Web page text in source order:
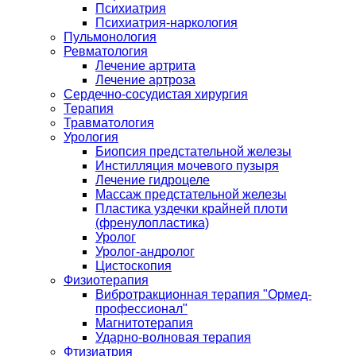
Психиатрия
Психиатрия-наркология
Пульмонология
Ревматология
Лечение артрита
Лечение артроза
Сердечно-сосудистая хирургия
Терапия
Травматология
Урология
Биопсия предстательной железы
Инстилляция мочевого пузыря
Лечение гидроцеле
Массаж предстательной железы
Пластика уздечки крайней плоти
(френулопластика)
Уролог
Уролог-андролог
Цистоскопия
Физиотерапия
Вибротракционная терапия "Ормед-
профессионал"
Магнитотерапия
Ударно-волновая терапия
Фтизиатрия